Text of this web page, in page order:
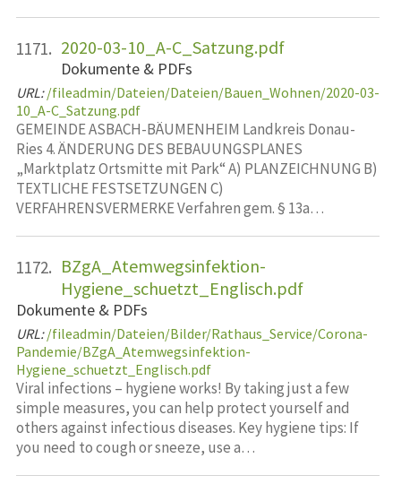
1171. 2020-03-10_A-C_Satzung.pdf
Dokumente & PDFs
URL: /fileadmin/Dateien/Dateien/Bauen_Wohnen/2020-03-
10_A-C_Satzung.pdf
GEMEINDE ASBACH-BÄUMENHEIM Landkreis Donau-
Ries 4. ÄNDERUNG DES BEBAUUNGSPLANES
„Marktplatz Ortsmitte mit Park“ A) PLANZEICHNUNG B)
TEXTLICHE FESTSETZUNGEN C)
VERFAHRENSVERMERKE Verfahren gem. § 13a…
1172. BZgA_Atemwegsinfektion-
Hygiene_schuetzt_Englisch.pdf
Dokumente & PDFs
URL: /fileadmin/Dateien/Bilder/Rathaus_Service/Corona-
Pandemie/BZgA_Atemwegsinfektion-
Hygiene_schuetzt_Englisch.pdf
Viral infections – hygiene works! By taking just a few
simple measures, you can help protect yourself and
others against infectious diseases. Key hygiene tips: If
you need to cough or sneeze, use a…